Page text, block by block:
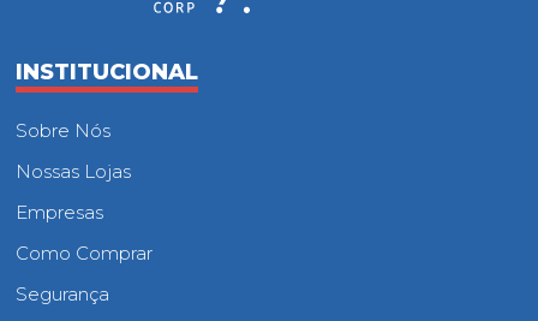
INSTITUCIONAL
Sobre Nós
Nossas Lojas
Empresas
Como Comprar
Segurança